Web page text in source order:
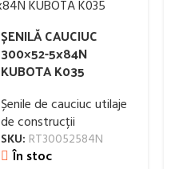
ȘENILĂ CAUCIUC
300×52-5x84N
KUBOTA K035
Șenile de cauciuc utilaje
de construcții
SKU: RT30052584N
În stoc